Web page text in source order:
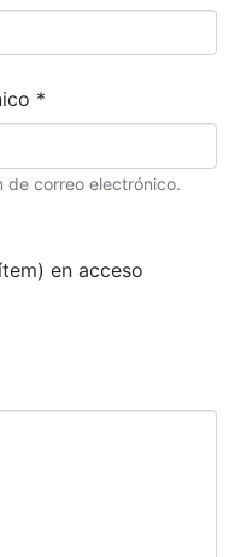
*
de correo electrónico.
en acceso